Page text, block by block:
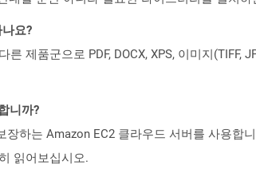
요?
제품군으로 PDF, DOCX, XPS, 이미지(TIFF,
니까?
하는 Amazon EC2 클라우드 서버를 사용합
읽어보십시오.